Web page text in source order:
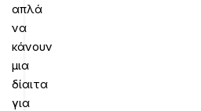
απλά
να
κάνουν
μια
δίαιτα
για